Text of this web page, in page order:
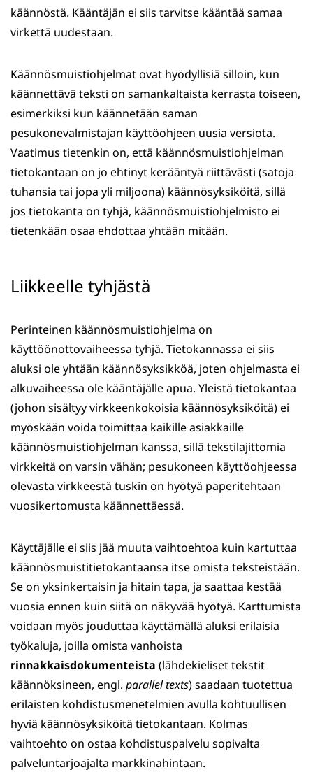
käännöstä. Kääntäjän ei siis tarvitse kääntää samaa
virkettä uudestaan.
Käännösmuistiohjelmat ovat hyödyllisiä silloin, kun
käännettävä teksti on samankaltaista kerrasta toiseen,
esimerkiksi kun käännetään saman
pesukonevalmistajan käyttöohjeen uusia versiota.
Vaatimus tietenkin on, että käännösmuistiohjelman
tietokantaan on jo ehtinyt kerääntyä riittävästi (satoja
tuhansia tai jopa yli miljoona) käännösyksiköitä, sillä
jos tietokanta on tyhjä, käännösmuistiohjelmisto ei
tietenkään osaa ehdottaa yhtään mitään.
Liikkeelle tyhjästä
Perinteinen käännösmuistiohjelma on
käyttöönottovaiheessa tyhjä. Tietokannassa ei siis
aluksi ole yhtään käännösyksikköä, joten ohjelmasta ei
alkuvaiheessa ole kääntäjälle apua. Yleistä tietokantaa
(johon sisältyy virkkeenkokoisia käännösyksiköitä) ei
myöskään voida toimittaa kaikille asiakkaille
käännösmuistiohjelman kanssa, sillä tekstilajittomia
virkkeitä on varsin vähän; pesukoneen käyttöohjeessa
olevasta virkkeestä tuskin on hyötyä paperitehtaan
vuosikertomusta käännettäessä.
Käyttäjälle ei siis jää muuta vaihtoehtoa kuin kartuttaa
käännösmuistitietokantaansa itse omista teksteistään.
Se on yksinkertaisin ja hitain tapa, ja saattaa kestää
vuosia ennen kuin siitä on näkyvää hyötyä. Karttumista
voidaan myös jouduttaa käyttämällä aluksi erilaisia
työkaluja, joilla omista vanhoista
rinnakkaisdokumenteista (lähdekieliset tekstit
käännöksineen, engl. parallel texts) saadaan tuotettua
erilaisten kohdistusmenetelmien avulla kohtuullisen
hyviä käännösyksiköitä tietokantaan. Kolmas
vaihtoehto on ostaa kohdistuspalvelu sopivalta
palveluntarjoajalta markkinahintaan.